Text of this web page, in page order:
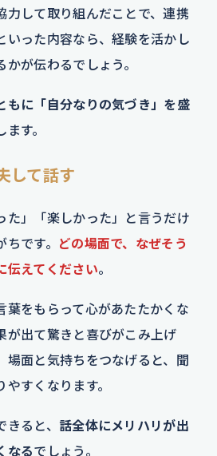
力して取り組んだことで、連携
いった内容なら、経験を活かし
が伝わるでしょう。
もに「自分なりの気づき」を盛
す。
して話す
た」「楽しかった」と言うだけ
です。
どの場面で、なぜそう
伝えてください。
葉をもらって心があたたかくな
が出て驚きと喜びがこみ上げ
場面と気持ちをつなげると、聞
すくなります。
ると、 話全体にメリハリが出
なるでしょう。